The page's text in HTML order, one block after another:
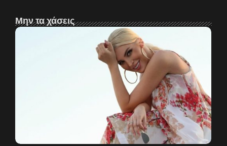
Μην τα χάσεις